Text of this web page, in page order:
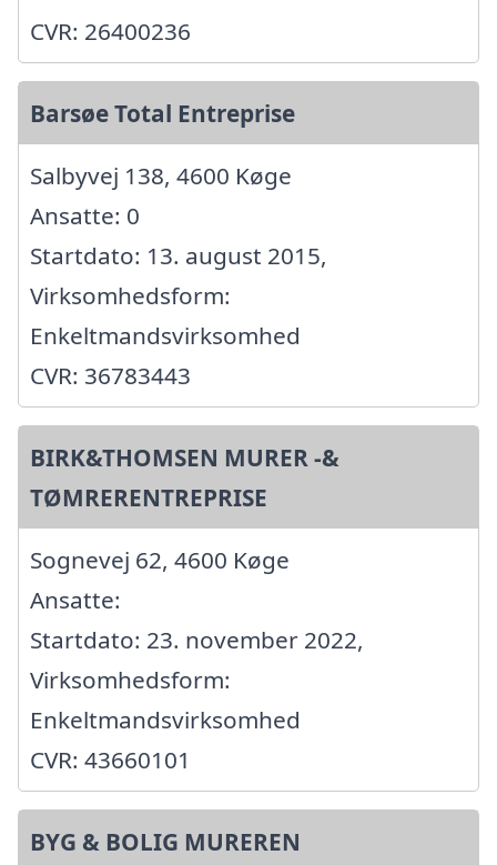
CVR: 26400236
Barsøe Total Entreprise
Salbyvej 138, 4600 Køge
Ansatte: 0
Startdato: 13. august 2015,
Virksomhedsform:
Enkeltmandsvirksomhed
CVR: 36783443
BIRK&THOMSEN MURER -&
TØMRERENTREPRISE
Sognevej 62, 4600 Køge
Ansatte:
Startdato: 23. november 2022,
Virksomhedsform:
Enkeltmandsvirksomhed
CVR: 43660101
BYG & BOLIG MUREREN